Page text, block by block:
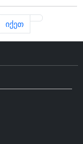
იქეთ